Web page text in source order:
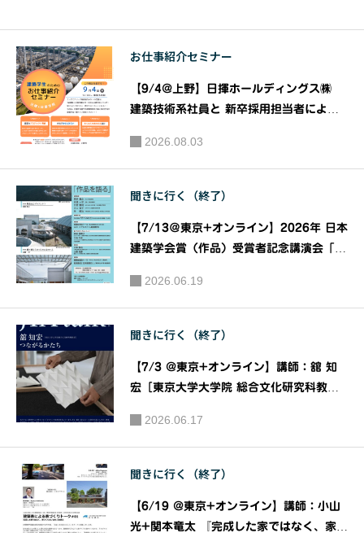
修士論文
展・プロ
ジェクト
展】
人』 建
築文化講
演会｜愛
お仕事紹介セミナー
【9/4@上野】日揮ホールディングス㈱
建築技術系社員と 新卒採用担当者による
ー』｜共催：日揮ホールディングス株式会
社 株式会社建築資料研究社
2026.08.03
聞きに行く（終了）
【7/13＠東京+オンライン】2026年 日本
建築学会賞（作品）受賞者記念講演会「作
学会
2026.06.19
聞きに行く（終了）
【7/3 @東京+オンライン】講師：舘 知
宏［東京大学大学院 総合文化研究科教
6］｜主催：JIA関東甲信越支部 JIAトー
ク実行委員会
2026.06.17
聞きに行く（終了）
【6/19 @東京+オンライン】講師：小山
光+関本⻯太 『完成した家ではなく、家づ